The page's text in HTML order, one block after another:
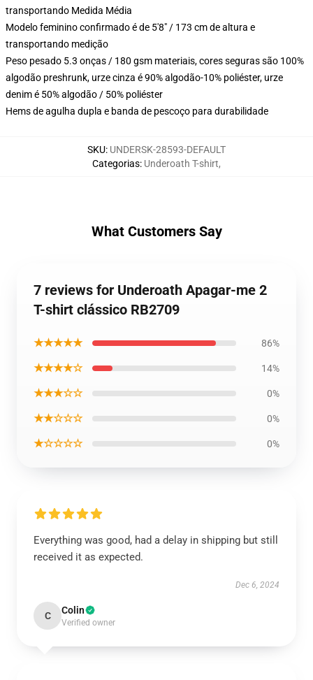
transportando Medida Média
Modelo feminino confirmado é de 5'8" / 173 cm de altura e
transportando medição
Peso pesado 5.3 onças / 180 gsm materiais, cores seguras são 100%
algodão preshrunk, urze cinza é 90% algodão-10% poliéster, urze
denim é 50% algodão / 50% poliéster
Hems de agulha dupla e banda de pescoço para durabilidade
SKU: UNDERSK-28593-DEFAULT
Categorias: Underoath T-shirt,
What Customers Say
7 reviews for Underoath Apagar-me 2
T-shirt clássico RB2709
★★★★★ 86%
★★★★☆ 14%
★★★☆☆ 0%
★★☆☆☆ 0%
★☆☆☆☆ 0%
Everything was good, had a delay in shipping but still
received it as expected.
Dec 6, 2024
C Colin
Verified owner